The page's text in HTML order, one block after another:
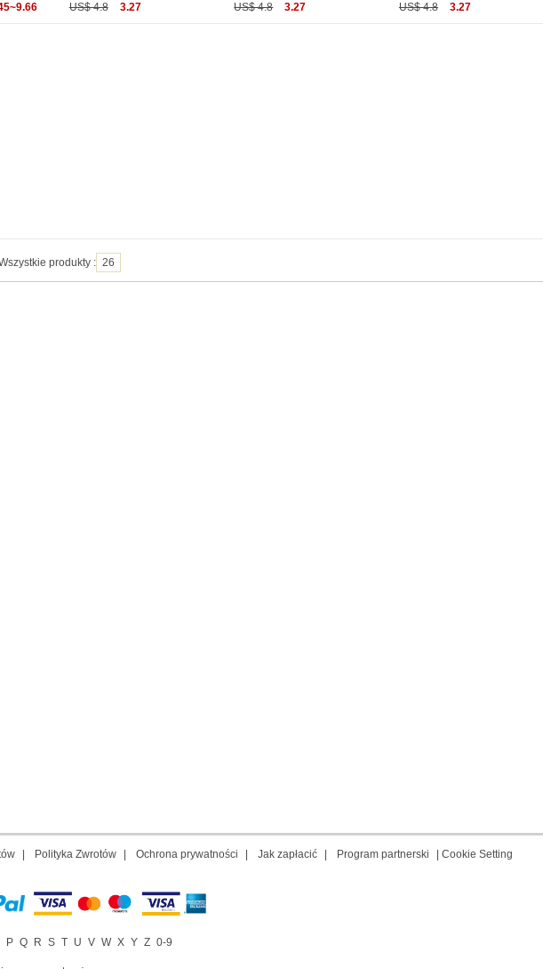
US$ 4.8
3.27
US$ 4.8
3.27
US$ 4.8
3.27
produkty : 26
Polityka Zwrotów Ochrona prywatności Jak zapłacić Program partnerski Cookie Setting
P Q R S T U V W X Y Z 0-9